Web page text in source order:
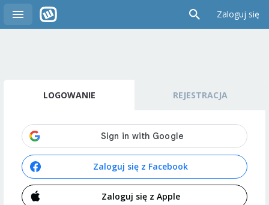
Zaloguj się
LOGOWANIE REJESTRACJA
Zaloguj się z Facebook
Zaloguj się z Apple